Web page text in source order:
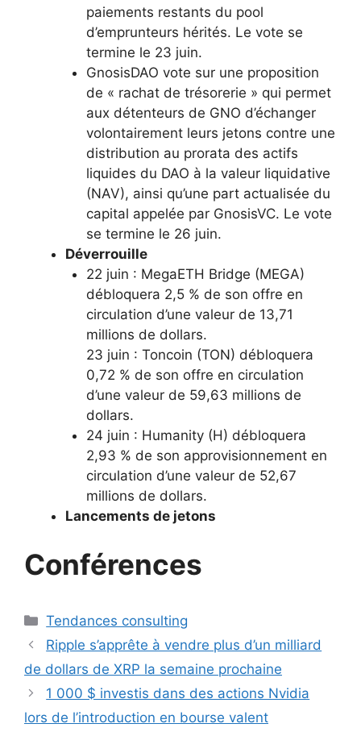
paiements restants du pool
d’emprunteurs hérités. Le vote se
termine le 23 juin.
GnosisDAO vote sur une proposition
de « rachat de trésorerie » qui permet
aux détenteurs de GNO d’échanger
volontairement leurs jetons contre une
distribution au prorata des actifs
liquides du DAO à la valeur liquidative
(NAV), ainsi qu’une part actualisée du
capital appelée par GnosisVC. Le vote
se termine le 26 juin.
Déverrouille
22 juin : MegaETH Bridge (MEGA)
débloquera 2,5 % de son offre en
circulation d’une valeur de 13,71
millions de dollars.
23 juin : Toncoin (TON) débloquera
0,72 % de son offre en circulation
d’une valeur de 59,63 millions de
dollars.
24 juin : Humanity (H) débloquera
2,93 % de son approvisionnement en
circulation d’une valeur de 52,67
millions de dollars.
Lancements de jetons
Conférences
Catégories
Tendances consulting
Ripple s’apprête à vendre plus d’un milliard
de dollars de XRP la semaine prochaine
1 000 $ investis dans des actions Nvidia
lors de l’introduction en bourse valent